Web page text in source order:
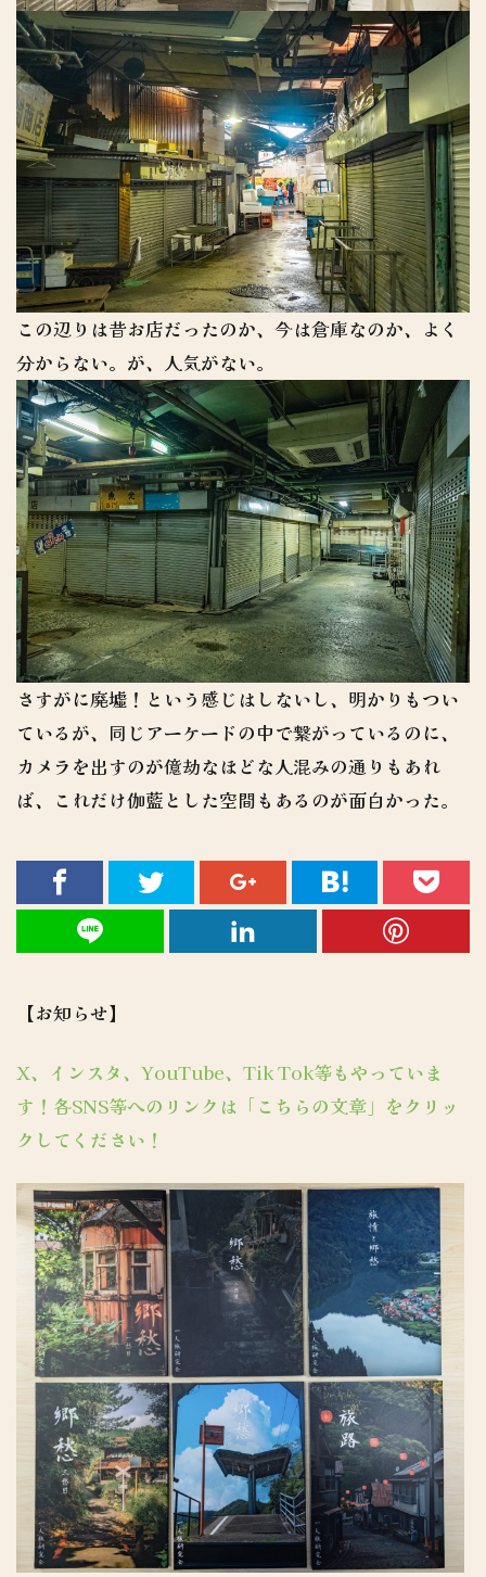
この辺りは昔お店だったのか、今は倉庫なのか、よく
分からない。が、人気がない。
さすがに廃墟！という感じはしないし、明かりもつい
ているが、同じアーケードの中で繋がっているのに、
カメラを出すのが億劫なほどな人混みの通りもあれ
ば、これだけ伽藍とした空間もあるのが面白かった。
【お知らせ】
X、インスタ、YouTube、Tik Tok等もやっていま
す！各SNS等へのリンクは「こちらの文章」をクリッ
クしてください！